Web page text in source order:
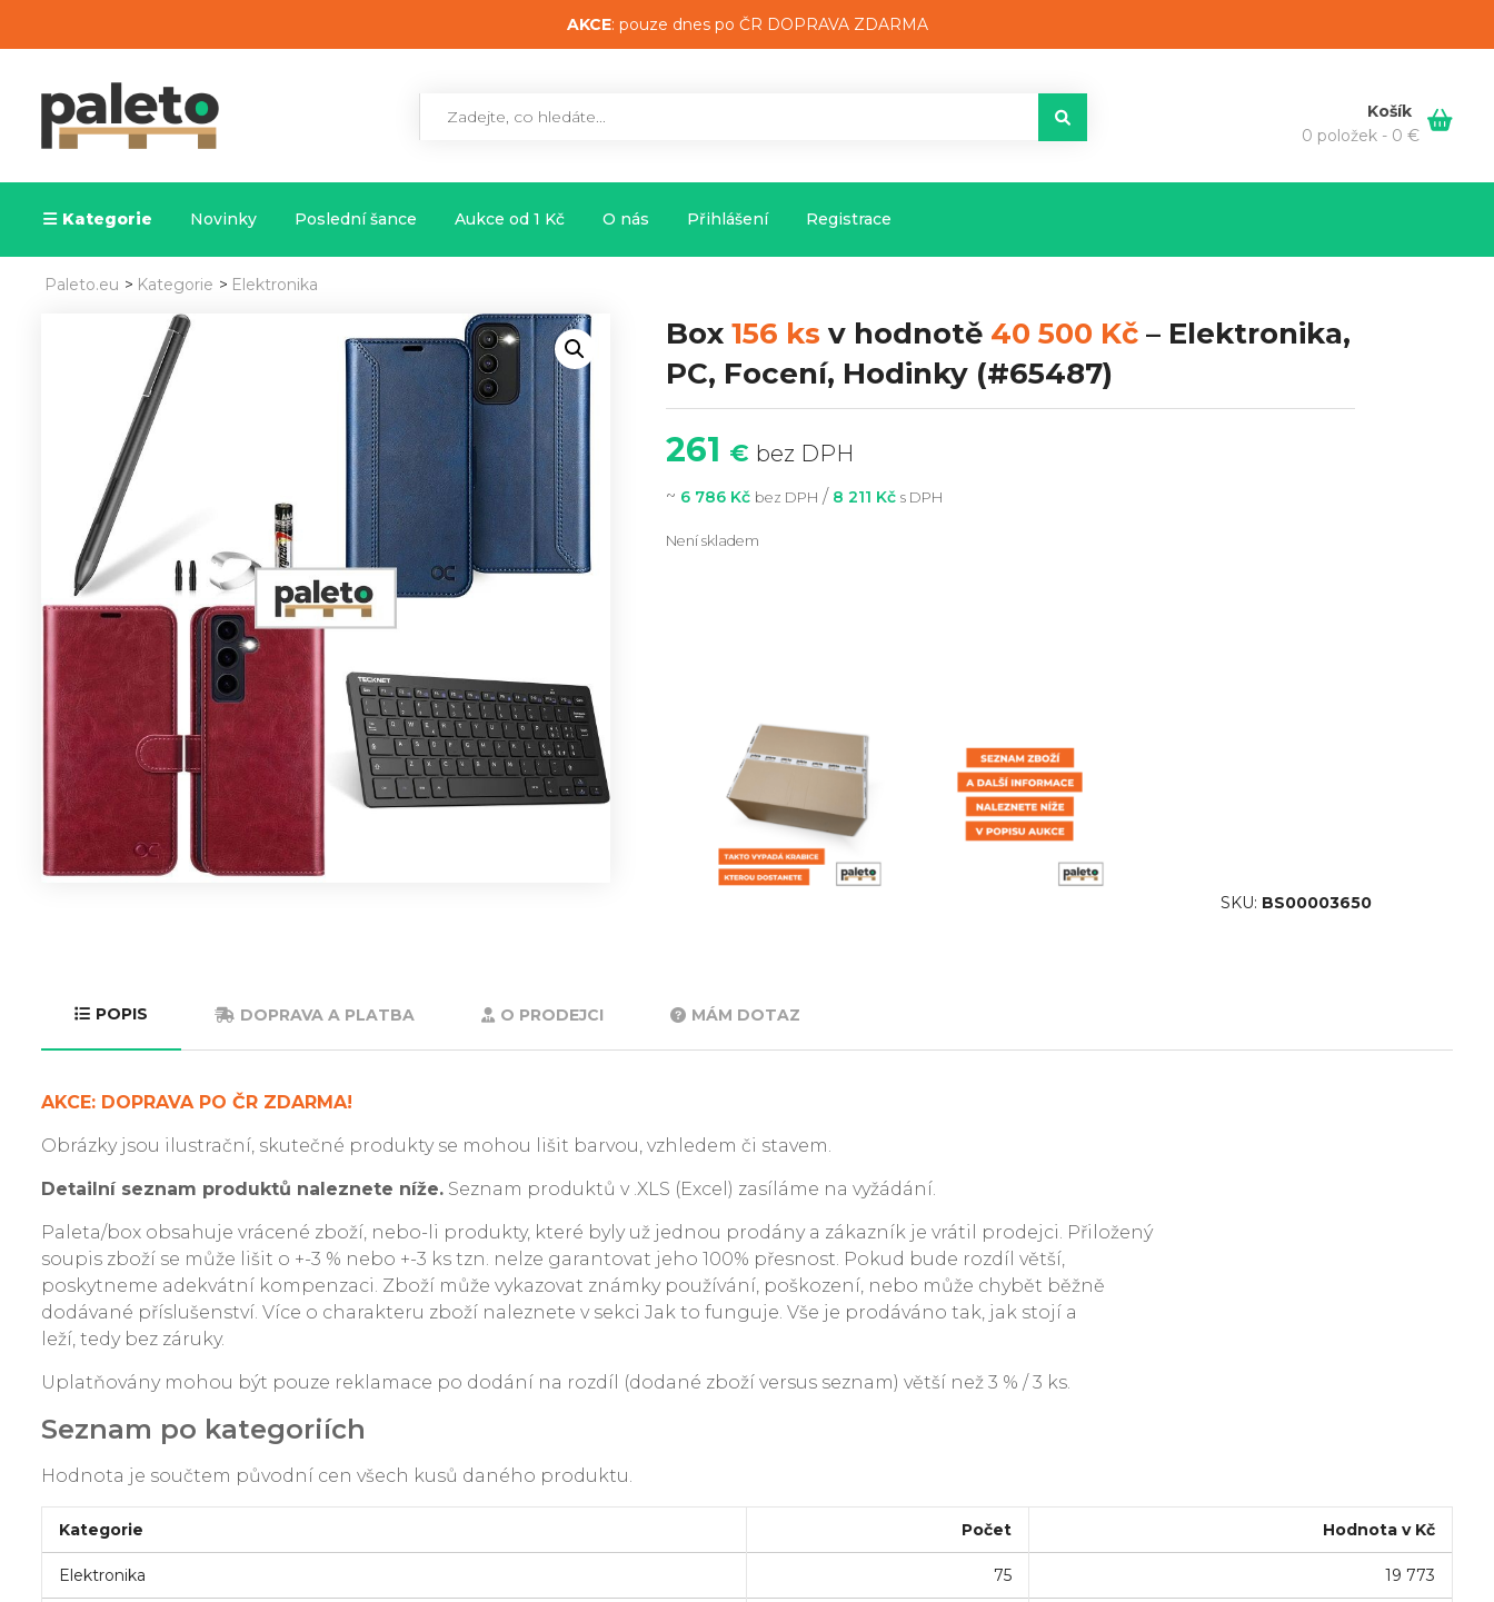
AKCE: pouze dnes po ČR DOPRAVA ZDARMA
Košík
0 položek - 0 €
Kategorie Novinky Poslední šance Aukce od 1 Kč O nás Přihlášení Registrace
Paleto.eu > Kategorie > Elektronika
SKU: BS00003650
Box 156 ks v hodnotě 40 500 Kč– Elektronika,
PC, Focení, Hodinky(#65487)
261 € bez DPH
~ 6 786 Kč bez DPH / 8 211 Kč s DPH
Není skladem
POPIS DOPRAVA A PLATBA O PRODEJCI MÁM DOTAZ
AKCE: DOPRAVA PO ČR ZDARMA!
Obrázky jsou ilustrační, skutečné produkty se mohou lišit barvou, vzhledem či stavem.
Detailní seznam produktů naleznete níže. Seznam produktů v .XLS (Excel) zasíláme na vyžádání.
Paleta/box obsahuje vrácené zboží, nebo-li produkty, které byly už jednou prodány a zákazník je vrátil prodejci. Přiložený
soupis zboží se může lišit o +-3 % nebo +-3 ks tzn. nelze garantovat jeho 100% přesnost. Pokud bude rozdíl větší,
poskytneme adekvátní kompenzaci. Zboží může vykazovat známky používání, poškození, nebo může chybět běžně
dodávané příslušenství. Více o charakteru zboží naleznete v sekci Jak to funguje. Vše je prodáváno tak, jak stojí a
leží, tedy bez záruky.
Uplatňovány mohou být pouze reklamace po dodání na rozdíl (dodané zboží versus seznam) větší než 3 % / 3 ks.
Seznam po kategoriích
Hodnota je součtem původní cen všech kusů daného produktu.
Kategorie Počet Hodnota v Kč
Elektronika 75 19 773